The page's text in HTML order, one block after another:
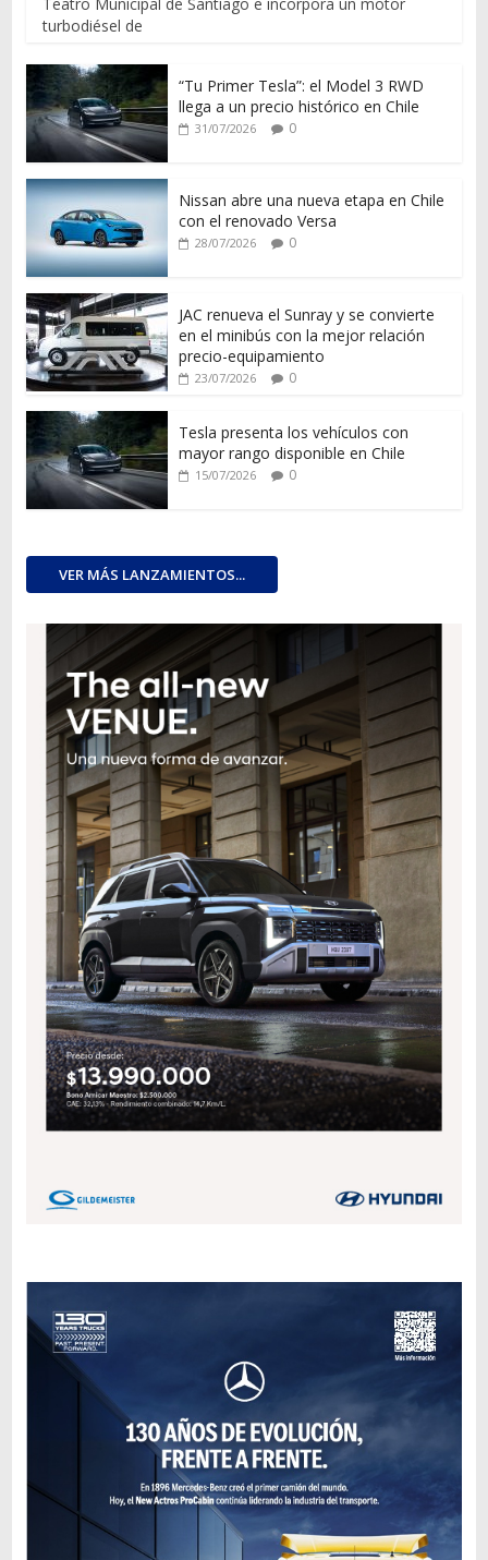
turbodiésel de
“Tu Primer Tesla”: el Model 3 RWD
llega a un precio histórico en Chile
31/07/2026 0
Nissan abre una nueva etapa en Chile
con el renovado Versa
28/07/2026 0
JAC renueva el Sunray y se convierte
en el minibús con la mejor relación
precio-equipamiento
23/07/2026 0
Tesla presenta los vehículos con
mayor rango disponible en Chile
15/07/2026 0
VER MÁS LANZAMIENTOS...